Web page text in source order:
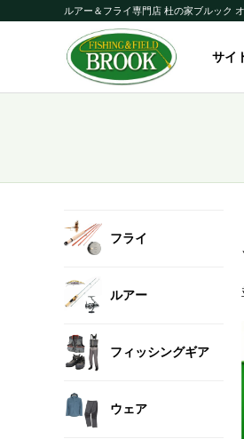
ルアー＆フライ専門店 杜の家ブルック
サイ
フライ
ルアー
フィッシングギア
ウェア